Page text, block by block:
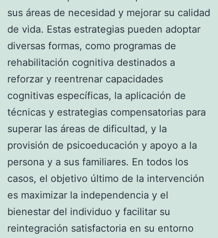
sus áreas de necesidad y mejorar su calidad
de vida. Estas estrategias pueden adoptar
diversas formas, como programas de
rehabilitación cognitiva destinados a
reforzar y reentrenar capacidades
cognitivas específicas, la aplicación de
técnicas y estrategias compensatorias para
superar las áreas de dificultad, y la
provisión de psicoeducación y apoyo a la
persona y a sus familiares. En todos los
casos, el objetivo último de la intervención
es maximizar la independencia y el
bienestar del individuo y facilitar su
reintegración satisfactoria en su entorno